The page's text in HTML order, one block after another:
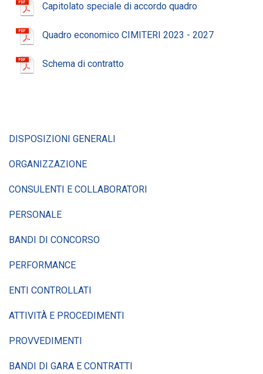
Capitolato speciale di accordo quadro
Quadro economico CIMITERI 2023 - 2027
Schema di contratto
DISPOSIZIONI GENERALI
ORGANIZZAZIONE
CONSULENTI E COLLABORATORI
PERSONALE
BANDI DI CONCORSO
PERFORMANCE
ENTI CONTROLLATI
ATTIVITÀ E PROCEDIMENTI
PROVVEDIMENTI
BANDI DI GARA E CONTRATTI